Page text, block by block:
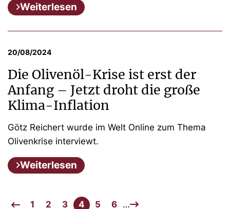
Weiterlesen
20/08/2024
Die Olivenöl-Krise ist erst der
Anfang – Jetzt droht die große
Klima-Inflation
Götz Reichert wurde im Welt Online zum Thema
Olivenkrise interviewt.
Weiterlesen
1 2 3 4 5 6 …